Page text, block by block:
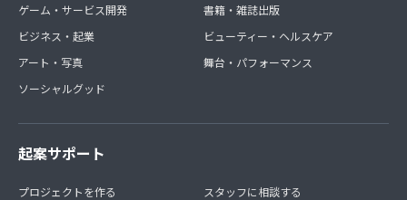
ゲーム・サービス開発
ビジネス・起業
アート・写真
ソーシャルグッド
書籍・雑誌出版
ビューティー・ヘルスケア
舞台・パフォーマンス
起案サポート
プロジェクトを作る
スタッフに相談する